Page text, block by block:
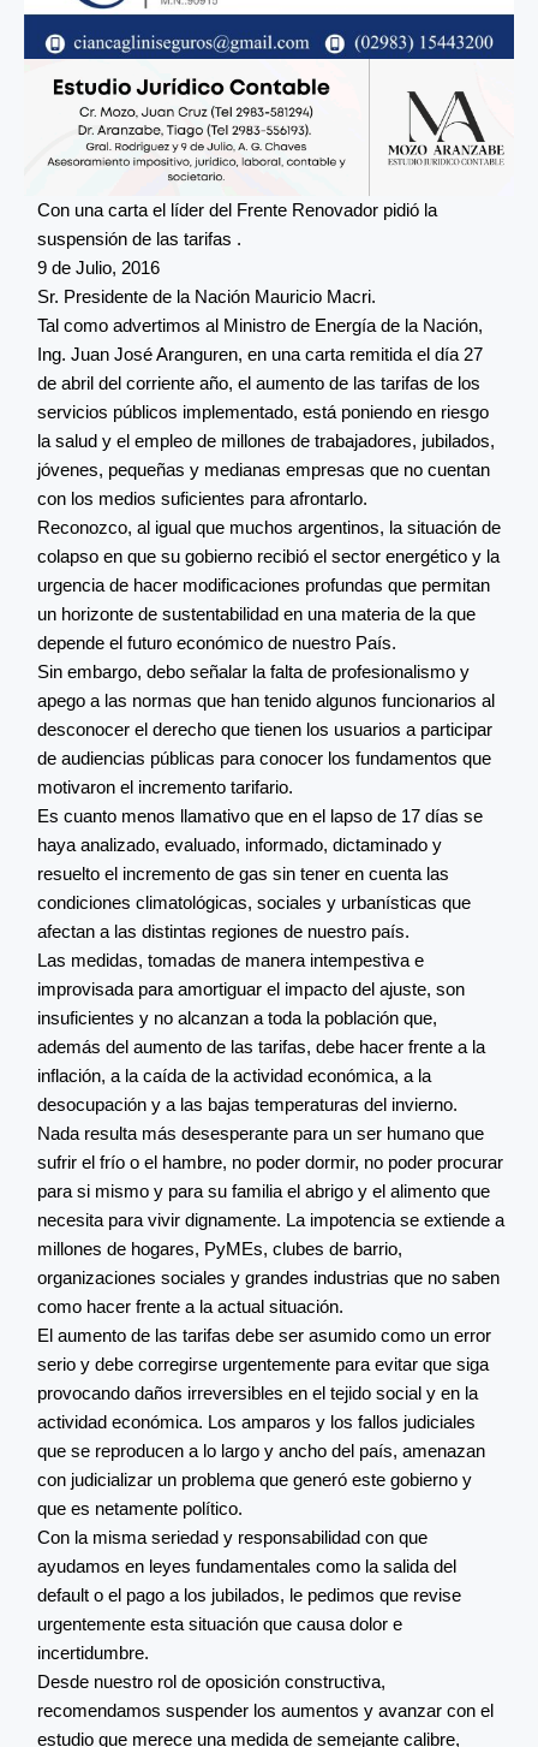
Con una carta el líder del Frente Renovador pidió la
suspensión de las tarifas .
9 de Julio, 2016
Sr. Presidente de la Nación Mauricio Macri.
Tal como advertimos al Ministro de Energía de la Nación,
Ing. Juan José Aranguren, en una carta remitida el día 27
de abril del corriente año, el aumento de las tarifas de los
servicios públicos implementado, está poniendo en riesgo
la salud y el empleo de millones de trabajadores, jubilados,
jóvenes, pequeñas y medianas empresas que no cuentan
con los medios suficientes para afrontarlo.
Reconozco, al igual que muchos argentinos, la situación de
colapso en que su gobierno recibió el sector energético y la
urgencia de hacer modificaciones profundas que permitan
un horizonte de sustentabilidad en una materia de la que
depende el futuro económico de nuestro País.
Sin embargo, debo señalar la falta de profesionalismo y
apego a las normas que han tenido algunos funcionarios al
desconocer el derecho que tienen los usuarios a participar
de audiencias públicas para conocer los fundamentos que
motivaron el incremento tarifario.
Es cuanto menos llamativo que en el lapso de 17 días se
haya analizado, evaluado, informado, dictaminado y
resuelto el incremento de gas sin tener en cuenta las
condiciones climatológicas, sociales y urbanísticas que
afectan a las distintas regiones de nuestro país.
Las medidas, tomadas de manera intempestiva e
improvisada para amortiguar el impacto del ajuste, son
insuficientes y no alcanzan a toda la población que,
además del aumento de las tarifas, debe hacer frente a la
inflación, a la caída de la actividad económica, a la
desocupación y a las bajas temperaturas del invierno.
Nada resulta más desesperante para un ser humano que
sufrir el frío o el hambre, no poder dormir, no poder procurar
para si mismo y para su familia el abrigo y el alimento que
necesita para vivir dignamente. La impotencia se extiende a
millones de hogares, PyMEs, clubes de barrio,
organizaciones sociales y grandes industrias que no saben
como hacer frente a la actual situación.
El aumento de las tarifas debe ser asumido como un error
serio y debe corregirse urgentemente para evitar que siga
provocando daños irreversibles en el tejido social y en la
actividad económica. Los amparos y los fallos judiciales
que se reproducen a lo largo y ancho del país, amenazan
con judicializar un problema que generó este gobierno y
que es netamente político.
Con la misma seriedad y responsabilidad con que
ayudamos en leyes fundamentales como la salida del
default o el pago a los jubilados, le pedimos que revise
urgentemente esta situación que causa dolor e
incertidumbre.
Desde nuestro rol de oposición constructiva,
recomendamos suspender los aumentos y avanzar con el
estudio que merece una medida de semejante calibre,